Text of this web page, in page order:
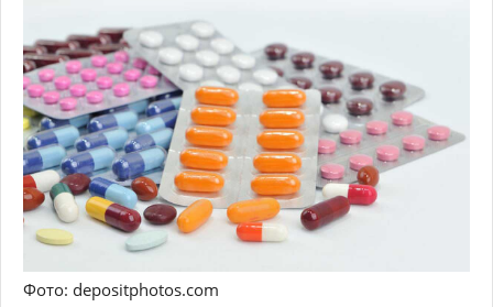
Фото: depositphotos.com